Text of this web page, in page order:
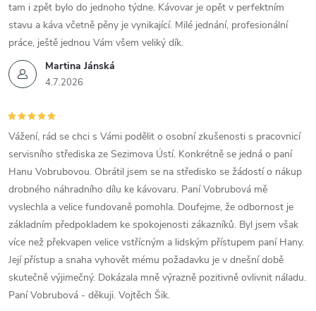
Martina Jánská
4.7.2026
tam i zpět bylo do jednoho týdne. Kávovar je opět v perfektním
stavu a káva včetně pěny je vynikající. Milé jednání, profesionální
práce, ještě jednou Vám všem veliký dík.
Vážení, rád se chci s Vámi podělit o osobní zkušenosti s pracovnicí
servisního střediska ze Sezimova Ústí. Konkrétně se jedná o paní
Hanu Vobrubovou. Obrátil jsem se na středisko se žádostí o nákup
drobného náhradního dílu ke kávovaru. Paní Vobrubová mě
vyslechla a velice fundovaně pomohla. Doufejme, že odbornost je
základním předpokladem ke spokojenosti zákazníků. Byl jsem však
více než překvapen velice vstřícným a lidským přístupem paní Hany.
Její přístup a snaha vyhovět mému požadavku je v dnešní době
skutečně výjimečný. Dokázala mně výrazně pozitivně ovlivnit náladu.
Paní Vobrubová - děkuji. Vojtěch Šik.